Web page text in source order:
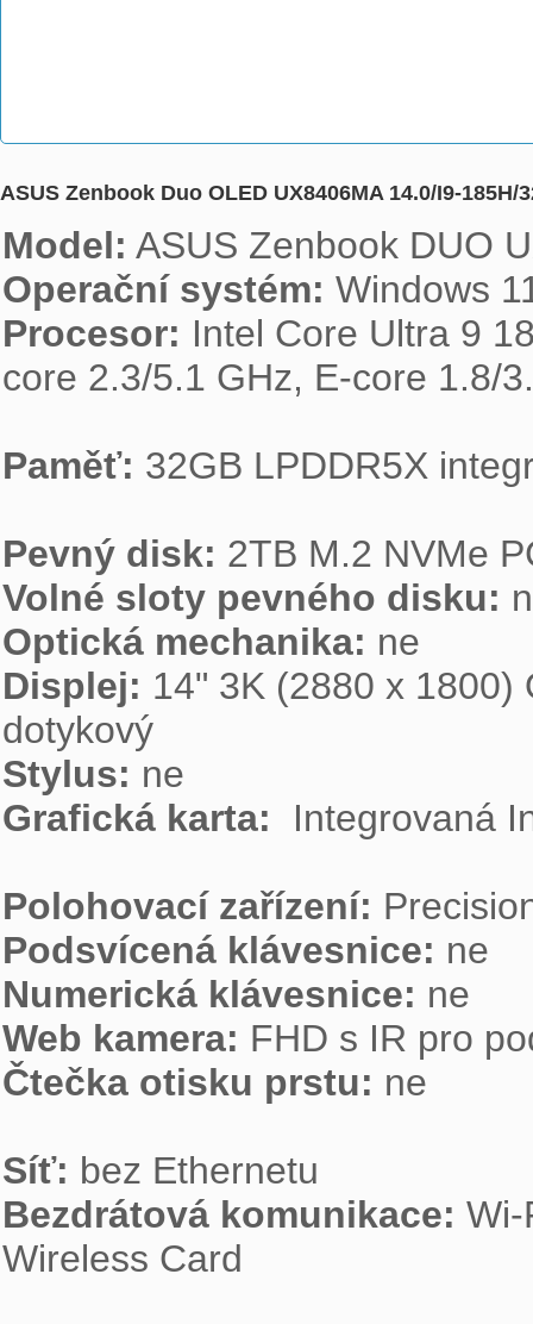
ASUS Zenbook Duo OLED UX8406MA 14.0/I9-185H/
Model:
Operační systém:
Procesor: Intel Core Ultra 9
core 2.3/5.1 GHz, E-core 1.8/
Paměť: 32GB LPDDR5X
Pevný disk:
Volné sloty pevného disku:
Optická mechanika:
Displej: 14" 3K (2880 x 1800)
Stylus:
Grafická karta:
Integrovaná
Polohovací zařízení:
Podsvícená klávesnice:
Numerická klávesnice:
Web kamera:
Čtečka otisku prstu: ne
Síť:
Bezdrátová komunikace: Wi-
Wireless Card